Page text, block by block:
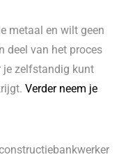
metaal en wilt geen
deel van het proces
je zelfstandig kunt
Verder neem je